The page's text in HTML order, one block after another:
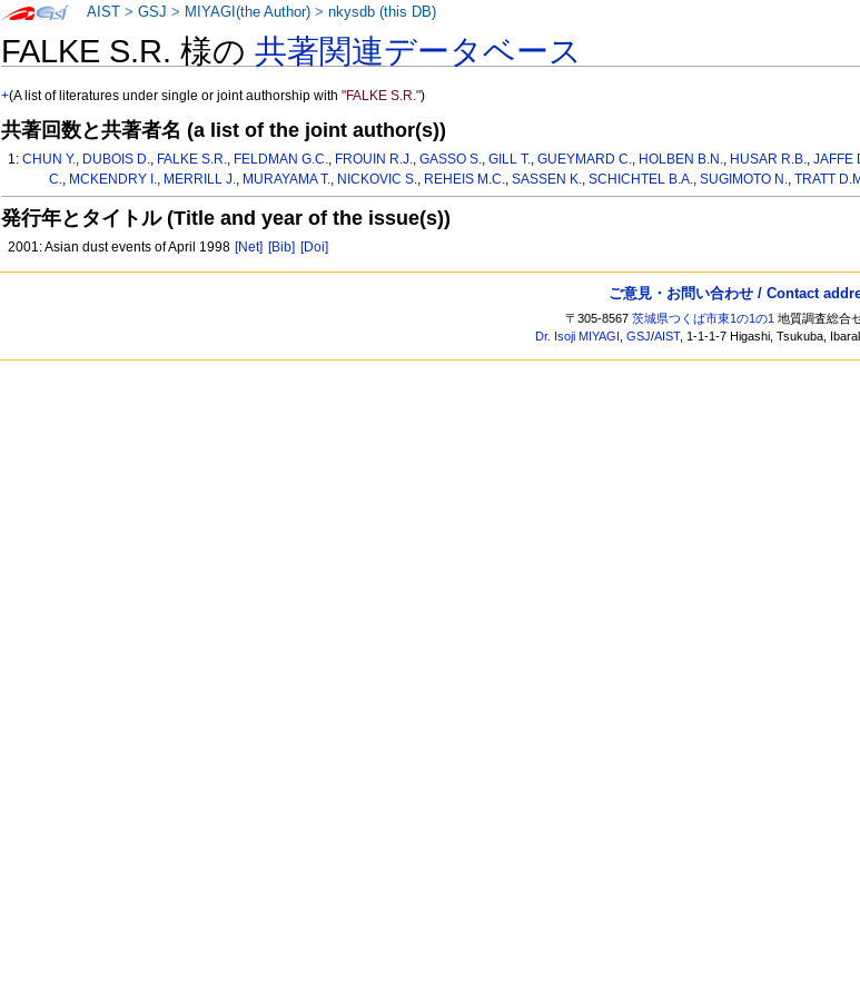
FALKE S.R. 様の共著関連データベース
+(A list of literatures under single or joint authorship with"FALKE S.R.")
共著回数と共著者名 (a list of the joint author(s))
1:CHUN Y., DUBOIS D., FALKE S.R., FELDMAN G.C., FROUIN R.J.,GASSO S.,GILL T.,GUEYMARD C., HOLBEN B.N., HUSAR R.B.,JAFFE
C., MCKENDRY I., MERRILL J., MURAYAMA T., NICKOVIC S., REHEIS M.C., SASSEN K., SCHICHTEL B.A., SUGIMOTO N., TRATT
発行年とタイトル (Title and year of the issue(s))
2001: Asian dust events of April 1998 [Net] [Bib] [Doi]
AIST >GSJ > MIYAGI(the Author) >nkysdb (this DB)
ご意見・お問い合わせ / Contact
〒305-8567茨城県つくば市東1の1の1 地質調査総合
Dr. Isoji MIYAGI ,GSJ/AIST, 1-1-1-7 Higashi, Tsukuba,